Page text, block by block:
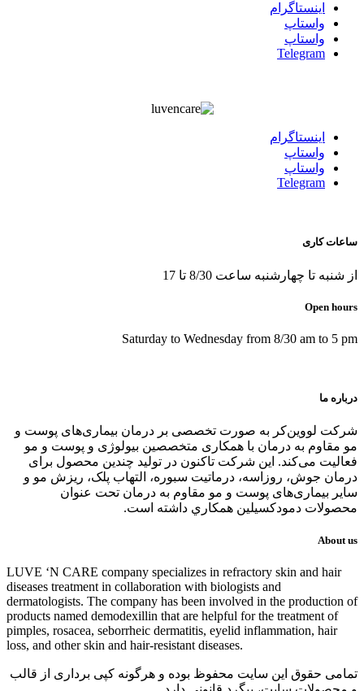
اينستاگرام
واستاپ
واستاپ
Telegram
اينستاگرام
واستاپ
واستاپ
Telegram
ساعات کاری
از شنبه تا چهارشنبه ساعت 8/30 تا 17
Open hours
Saturday to Wednesday from 8/30 am to 5 pm
درباره ما
شرکت لووین‌کر به صورت تخصصی بر درمان بیماری‌های پوست و
مو مقاوم به درمان با همکاری متخصصین بیولوژی و پوست و مو
فعالیت می‌کند. این شرکت تاکنون در توليد چندین محصول برای
درمان جوش، روزاسه، درماتيت سبوره، التهاب پلک، ریزش مو و
سایر بیماری‌های پوست و مو مقاوم به درمان تحت عنوان
محصولات دمودکسیلین همكاري داشته است.
About us
LUVE ‘N CARE company specializes in refractory skin and hair
diseases treatment in collaboration with biologists and
dermatologists. The company has been involved in the production of
products named demodexillin that are helpful for the treatment of
pimples, rosacea, seborrheic dermatitis, eyelid inflammation, hair
loss, and other skin and hair-resistant diseases.
تمامی حقوق این سایت محفوظ بوده و هرگونه کپی برداری از قالب